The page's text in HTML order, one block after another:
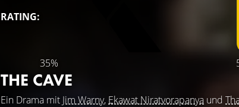
RATING:
35%
THE CAVE
Ein Drama mit Jim Warny, Ekawat Niratvorapanya und